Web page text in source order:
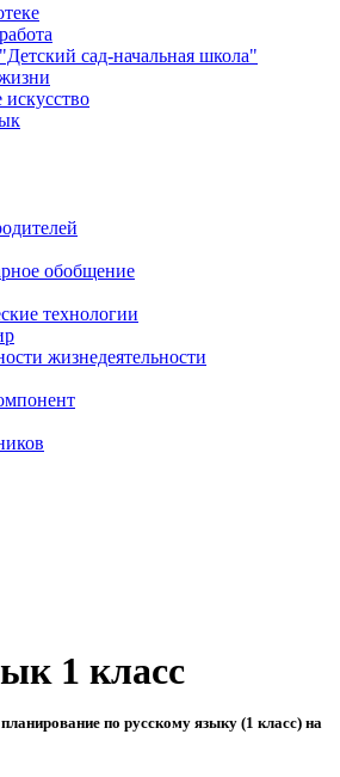
сад-начальная школа"
искусство
обобщение
технологии
жизнедеятельности
1 класс
по русскому языку (1 класс) на